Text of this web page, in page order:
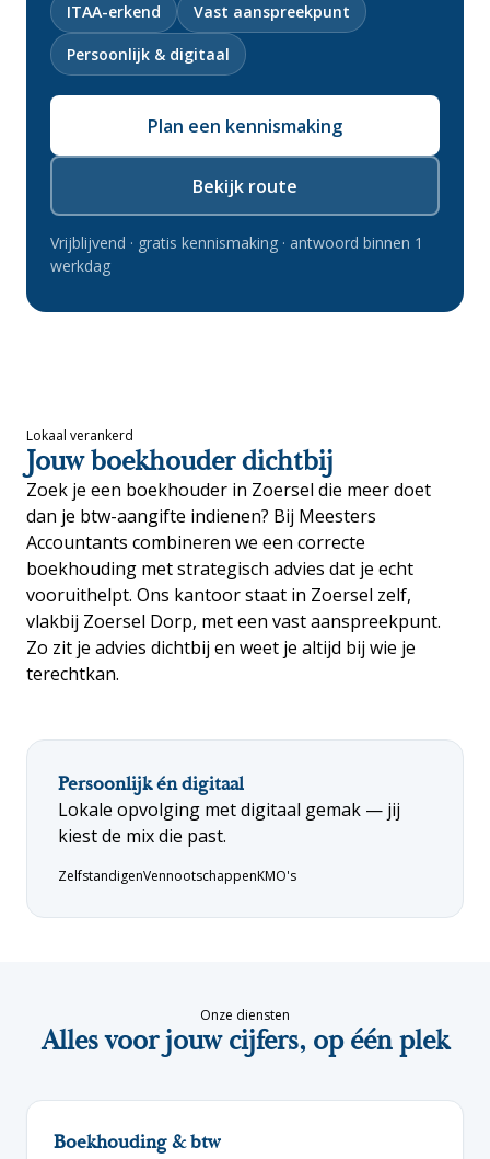
ITAA-erkend Vast aanspreekpunt
Persoonlijk & digitaal
Plan een kennismaking
Bekijk route
Vrijblijvend · gratis kennismaking · antwoord binnen 1
werkdag
Lokaal verankerd
Jouw boekhouder dichtbij
Zoek je een boekhouder in Zoersel die meer doet
dan je btw-aangifte indienen? Bij Meesters
Accountants combineren we een correcte
boekhouding met strategisch advies dat je echt
vooruithelpt. Ons kantoor staat in Zoersel zelf,
vlakbij Zoersel Dorp, met een vast aanspreekpunt.
Zo zit je advies dichtbij en weet je altijd bij wie je
terechtkan.
Persoonlijk én digitaal
Lokale opvolging met digitaal gemak — jij
kiest de mix die past.
ZelfstandigenVennootschappenKMO's
Onze diensten
Alles voor jouw cijfers, op één plek
Boekhouding & btw